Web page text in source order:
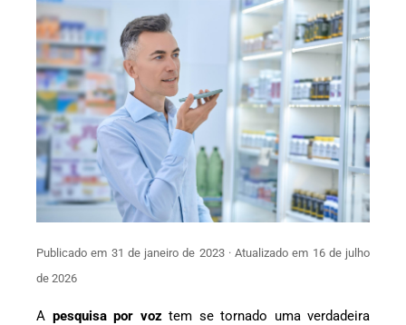
Publicado em 31 de janeiro de 2023 · Atualizado em 16 de julho
de 2026
A pesquisa por voz tem se tornado uma verdadeira